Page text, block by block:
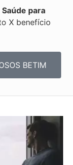
para
X benefício
BETIM